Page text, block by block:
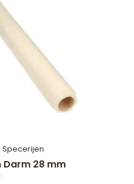
Specerijen
Darm 28 mm